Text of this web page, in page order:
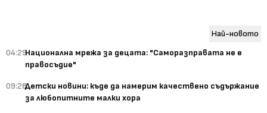
Най-новото
04:29Национална мрежа за децата: "Саморазправата не е
правосъдие"
09:28Детски новини: къде да намерим качествено съдържание
за любопитните малки хора